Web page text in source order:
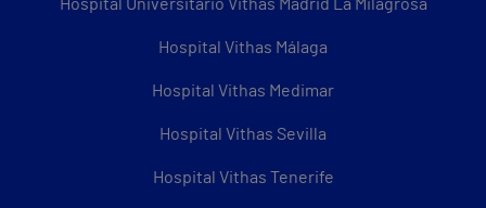
Hospital Universitario Vithas Madrid La Milagrosa
Hospital Vithas Málaga
Hospital Vithas Medimar
Hospital Vithas Sevilla
Hospital Vithas Tenerife